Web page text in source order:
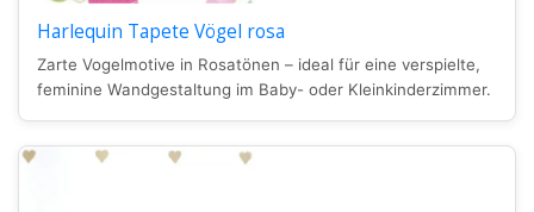
Harlequin Tapete Vögel rosa
Zarte Vogelmotive in Rosatönen – ideal für eine verspielte,
feminine Wandgestaltung im Baby- oder Kleinkinderzimmer.